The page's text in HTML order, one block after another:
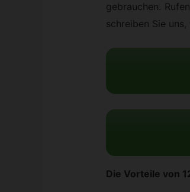
gebrauchen.
schreiben Sie
Die Vorteile von